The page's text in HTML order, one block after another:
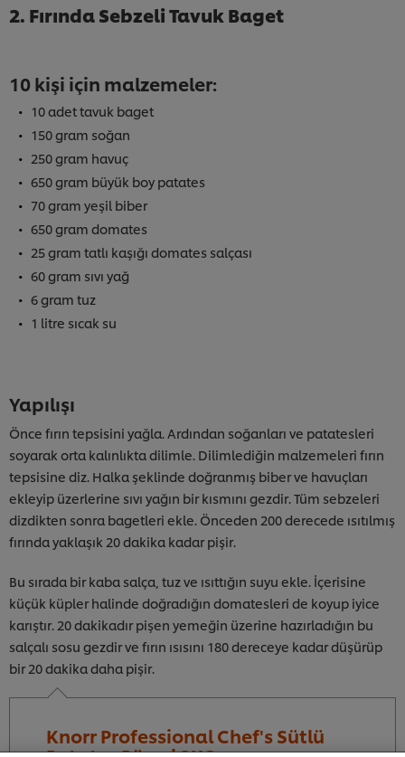
2. Fırında Sebzeli Tavuk Baget
10 kişi için malzemeler:
10 adet tavuk baget
150 gram soğan
250 gram havuç
650 gram büyük boy patates
70 gram yeşil biber
650 gram domates
25 gram tatlı kaşığı domates salçası
60 gram sıvı yağ
6 gram tuz
1 litre sıcak su
Yapılışı
Önce fırın tepsisini yağla. Ardından soğanları ve patatesleri
soyarak orta kalınlıkta dilimle. Dilimlediğin malzemeleri fırın
tepsisine diz. Halka şeklinde doğranmış biber ve havuçları
ekleyip üzerlerine sıvı yağın bir kısmını gezdir. Tüm sebzeleri
dizdikten sonra bagetleri ekle. Önceden 200 derecede ısıtılmış
fırında yaklaşık 20 dakika kadar pişir.
Bu sırada bir kaba salça, tuz ve ısıttığın suyu ekle. İçerisine
küçük küpler halinde doğradığın domatesleri de koyup iyice
karıştır. 20 dakikadır pişen yemeğin üzerine hazırladığın bu
salçalı sosu gezdir ve fırın ısısını 180 dereceye kadar düşürüp
bir 20 dakika daha pişir.
Knorr Professional Chef's Sütlü
özellikleri (çevrimiçi "alışveriş sepetinizi" kaydetme) ve
sosyal paylaşım işlevini (Facebook, Instagram vb. için)